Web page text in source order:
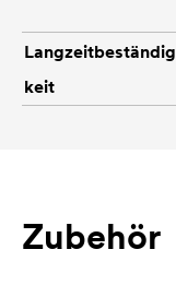
Langzeitbeständig
keit
Zubehör